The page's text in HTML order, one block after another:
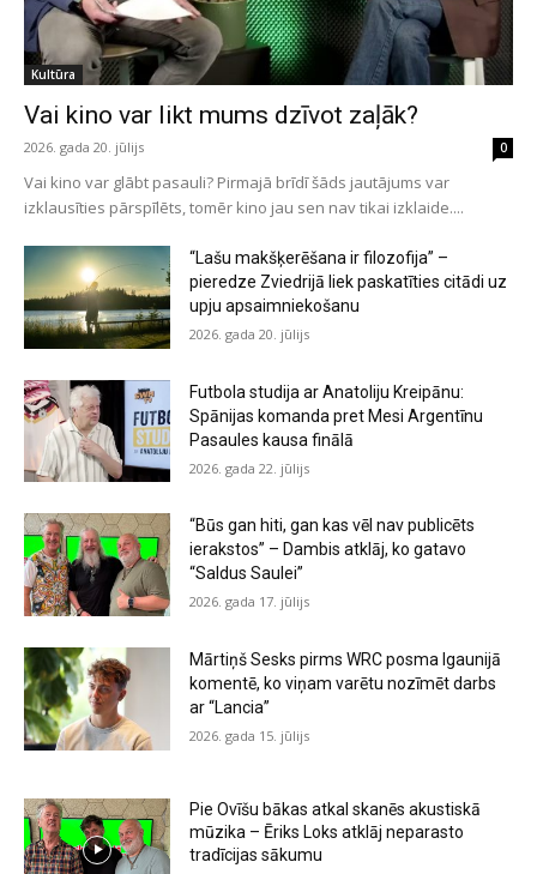
Kultūra
Vai kino var likt mums dzīvot zaļāk?
2026. gada 20. jūlijs 0
Vai kino var glābt pasauli? Pirmajā brīdī šāds jautājums var
izklausīties pārspīlēts, tomēr kino jau sen nav tikai izklaide....
“Lašu makšķerēšana ir filozofija” –
pieredze Zviedrijā liek paskatīties citādi uz
upju apsaimniekošanu
2026. gada 20. jūlijs
Futbola studija ar Anatoliju Kreipānu:
Spānijas komanda pret Mesi Argentīnu
Pasaules kausa finālā
2026. gada 22. jūlijs
“Būs gan hiti, gan kas vēl nav publicēts
ierakstos” – Dambis atklāj, ko gatavo
“Saldus Saulei”
2026. gada 17. jūlijs
Mārtiņš Sesks pirms WRC posma Igaunijā
komentē, ko viņam varētu nozīmēt darbs
ar “Lancia”
2026. gada 15. jūlijs
Pie Ovīšu bākas atkal skanēs akustiskā
mūzika – Ēriks Loks atklāj neparasto
tradīcijas sākumu